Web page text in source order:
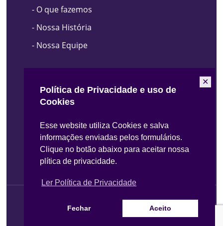
Política de Privacidade e uso de
Cookies
Esse website utiliza Cookies e salva
informações enviadas pelos formulários.
Clique no botão abaixo para aceitar nossa
plítica de privacidade.
Ler Política de Privacidade
Fechar Aceito
✕
- O que fazemos
- Nossa História
- Nossa Equipe
O Que Fazemos
- Créditos de Carbono
- Inventário de Emissões
© 2026 EQAO. Todos os direitos reservador